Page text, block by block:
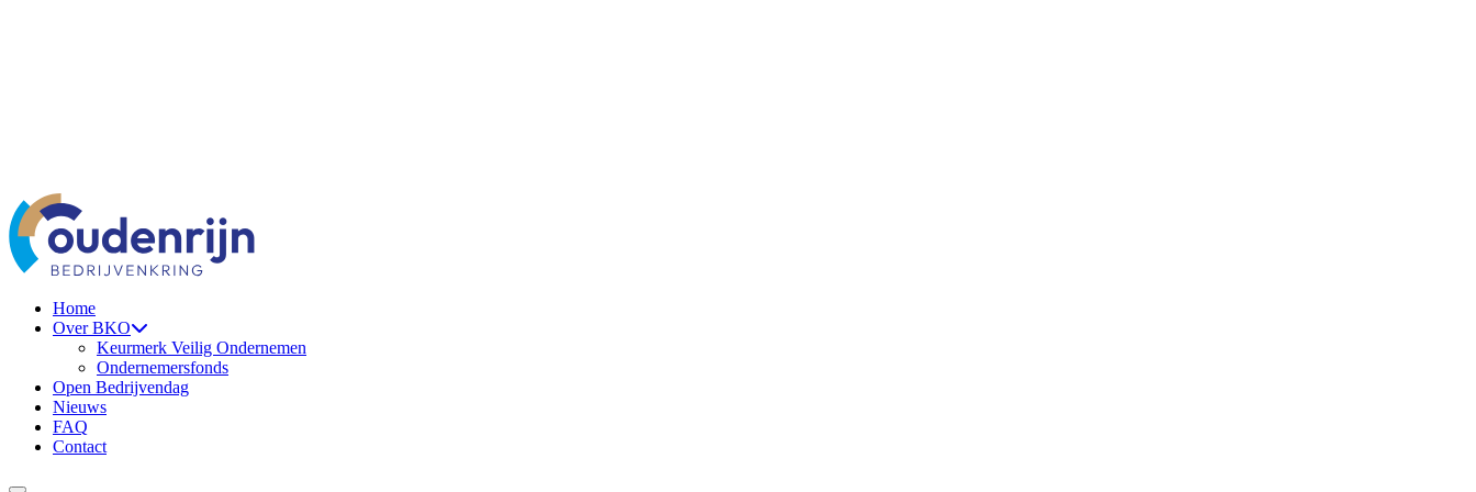
Home
Over BKO
Keurmerk Veilig Ondernemen
Ondernemersfonds
Open Bedrijvendag
Nieuws
FAQ
Contact